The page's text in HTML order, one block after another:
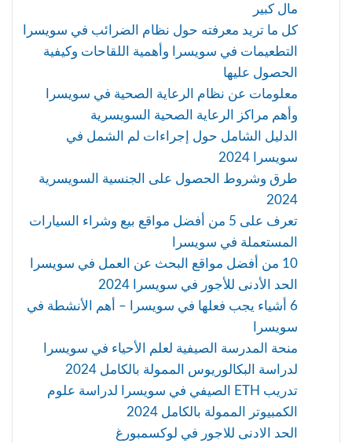
مال كبير
كل ما تريد معرفته حول نظام الضرائب في سويسرا
التطعيمات في سويسرا وأهمية اللقاحات وكيفية
الحصول عليها
معلومات عن نظام الرعاية الصحية في سويسرا
وأهم مراكز الرعاية الصحية السويسرية
الدليل الشامل حول إجراءات لم الشمل في
سويسرا 2024
طرق وشروط الحصول على الجنسية السويسرية
2024
تعرف على 5 من أفضل مواقع بيع وشراء السيارات
المستعملة في سويسرا
10 من أفضل مواقع البحث عن العمل في سويسرا
الحد الأدنى للأجور في سويسرا 2024
6 أشياء يجب فعلها في سويسرا – أهم الأنشطة في
سويسرا
منحة المدرسة الصيفية لعلم الأحياء في سويسرا
لدراسة البكالوريوس الممولة بالكامل 2024
تدريب ETH الصيفي في سويسرا لدراسة علوم
الكمبيوتر الممولة بالكامل 2024
الحد الادنى للاجور في لوكسمبورغ